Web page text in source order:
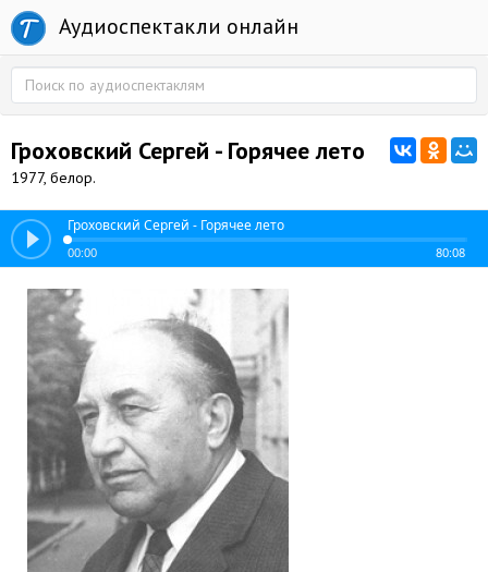
Аудиоспектакли онлайн
Гроховский Сергей - Горячее лето
1977, белор.
Гроховский Сергей - Горячее лето
00:00 80:08